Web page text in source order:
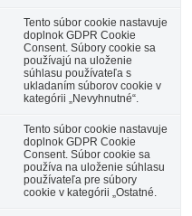
Tento súbor cookie nastavuje
doplnok GDPR Cookie
Consent. Súbory cookie sa
používajú na uloženie
súhlasu používateľa s
ukladaním súborov cookie v
kategórii „Nevyhnutné“.
Tento súbor cookie nastavuje
doplnok GDPR Cookie
Consent. Súbor cookie sa
používa na uloženie súhlasu
používateľa pre súbory
cookie v kategórii „Ostatné.